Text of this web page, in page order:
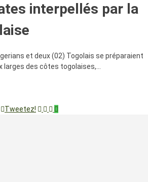
interpellés par la
et deux (02) Togolais se préparaient
larges des côtes togolaises,…
Tweetez!